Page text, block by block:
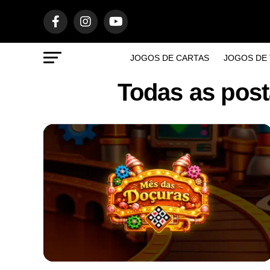
JOGOS DE CARTAS JOGOS DE
Todas as